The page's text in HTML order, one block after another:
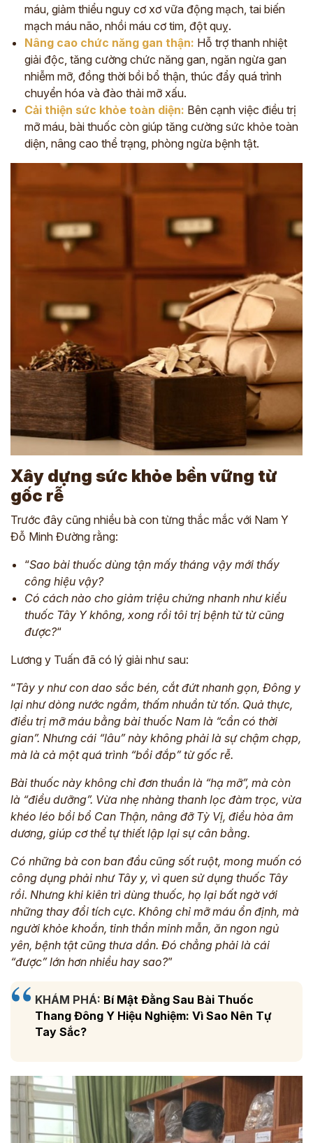
máu, giảm thiểu nguy cơ xơ vữa động mạch, tai biến
mạch máu não, nhồi máu cơ tim, đột quỵ.
Nâng cao chức năng gan thận: Hỗ trợ thanh nhiệt
giải độc, tăng cường chức năng gan, ngăn ngừa gan
nhiễm mỡ, đồng thời bồi bổ thận, thúc đẩy quá trình
chuyển hóa và đào thải mỡ xấu.
Cải thiện sức khỏe toàn diện: Bên cạnh việc điều trị
mỡ máu, bài thuốc còn giúp tăng cường sức khỏe toàn
diện, nâng cao thể trạng, phòng ngừa bệnh tật.
Xây dựng sức khỏe bền vững từ
gốc rễ
Trước đây cũng nhiều bà con từng thắc mắc với Nam Y
Đỗ Minh Đường rằng:
“Sao bài thuốc dùng tận mấy tháng vậy mới thấy
công hiệu vậy?
Có cách nào cho giảm triệu chứng nhanh như kiểu
thuốc Tây Y không, xong rồi tôi trị bệnh từ từ cũng
được?“
Lương y Tuấn đã có lý giải như sau:
“Tây y như con dao sắc bén, cắt đứt nhanh gọn, Đông y
lại như dòng nước ngầm, thấm nhuần từ tốn. Quả thực,
điều trị mỡ máu bằng bài thuốc Nam là “cần có thời
gian”. Nhưng cái “lâu” này không phải là sự chậm chạp,
mà là cả một quá trình “bồi đắp” từ gốc rễ.
Bài thuốc này không chỉ đơn thuần là “hạ mỡ”, mà còn
là “điều dưỡng”. Vừa nhẹ nhàng thanh lọc đàm trọc, vừa
khéo léo bồi bổ Can Thận, nâng đỡ Tỳ Vị, điều hòa âm
dương, giúp cơ thể tự thiết lập lại sự cân bằng.
Có những bà con ban đầu cũng sốt ruột, mong muốn có
công dụng phải như Tây y, vì quen sử dụng thuốc Tây
rồi. Nhưng khi kiên trì dùng thuốc, họ lại bất ngờ với
những thay đổi tích cực. Không chỉ mỡ máu ổn định, mà
người khỏe khoắn, tinh thần minh mẫn, ăn ngon ngủ
yên, bệnh tật cũng thưa dần. Đó chẳng phải là cái
“được” lớn hơn nhiều hay sao?”
KHÁM PHÁ: Bí Mật Đằng Sau Bài Thuốc
Thang Đông Y Hiệu Nghiệm: Vì Sao Nên Tự
Tay Sắc?
CÙNG CHUYÊN GIA Y HỌC CỔ TRUYỀN
*
*